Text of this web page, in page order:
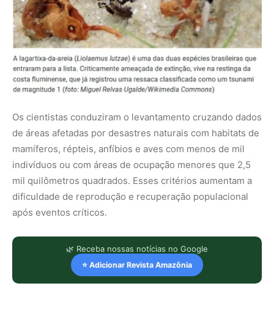
Os cientistas conduziram o levantamento cruzando dados
de áreas afetadas por desastres naturais com habitats de
mamíferos, répteis, anfíbios e aves com menos de mil
indivíduos ou com áreas de ocupação menores que 2,5
mil quilômetros quadrados. Esses critérios aumentam a
dificuldade de reprodução e recuperação populacional
após eventos críticos.
🌿 Receba nossas notícias no Google
⭐ Adicionar Revista Amazônia